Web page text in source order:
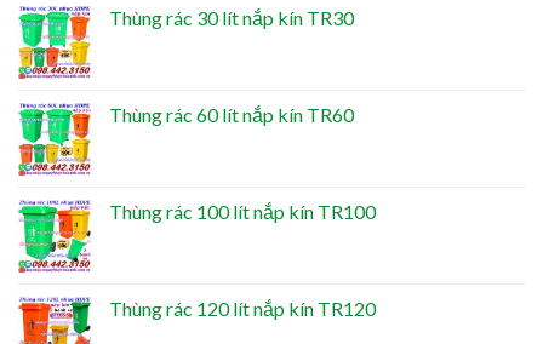
Thùng rác 30 lít nắp kín TR30
Thùng rác 60 lít nắp kín TR60
Thùng rác 100 lít nắp kín TR100
Thùng rác 120 lít nắp kín TR120